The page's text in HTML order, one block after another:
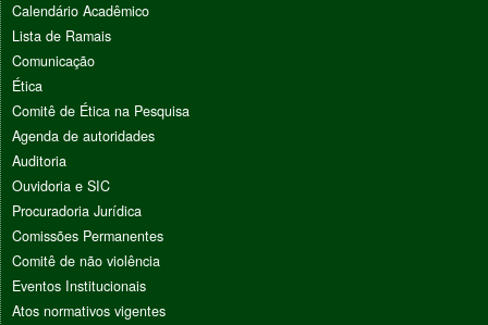
Calendário Acadêmico
Lista de Ramais
Comunicação
Ética
Comitê de Ética na Pesquisa
Agenda de autoridades
Auditoria
Ouvidoria e SIC
Procuradoria Jurídica
Comissões Permanentes
Comitê de não violência
Eventos Institucionais
Atos normativos vigentes